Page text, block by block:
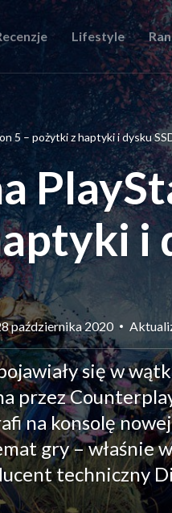
Lifestyle
5 – pożytki z haptyki i dysku
i
października 2020
się w
przez
na konsolę
gry – właśnie
techniczny